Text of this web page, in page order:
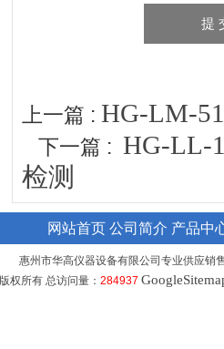
上一篇 : HG-LM-
下一篇 : HG-LL-
检测
网站首页 公司简介 产品中
惠州市华高仪器设备有限公司专业供应销
版权所有 总访问量： 284937